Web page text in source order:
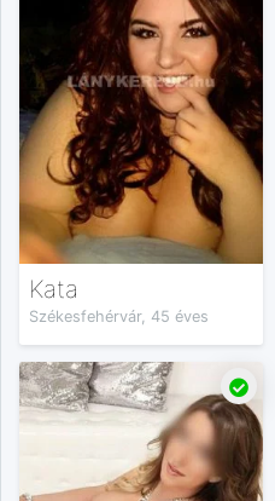
Kata
Székesfehérvár, 45 éves